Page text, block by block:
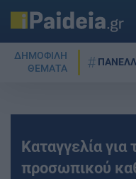
ΔΗΜΟΦΙΛΗ
ΘΕΜΑΤΑ
Καταγγελία για
προσωπικού